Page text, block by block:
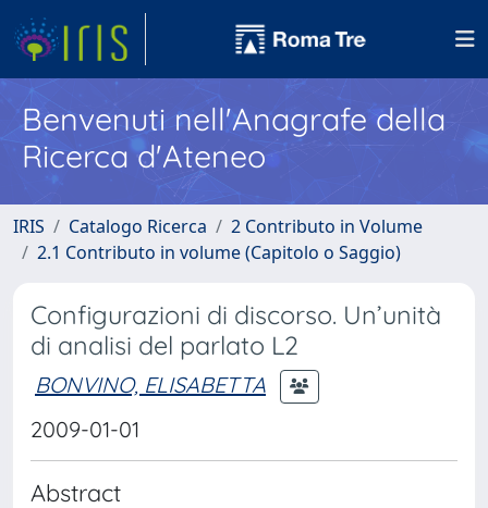
Benvenuti nell'Anagrafe della
Ricerca d'Ateneo
IRIS Catalogo Ricerca
2 Contributo in Volume
2.1 Contributo in volume (Capitolo o Saggio)
Configurazioni di discorso. Un’unità
di analisi del parlato L2
BONVINO, ELISABETTA
2009-01-01
Abstract